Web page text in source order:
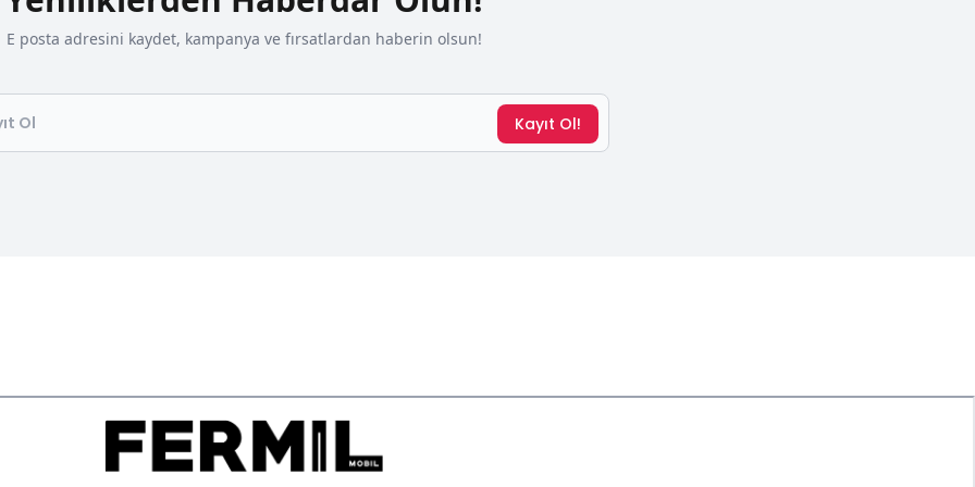
E posta adresini kaydet, kampanya ve fırsatlardan haberin olsun!
Kayıt Ol!